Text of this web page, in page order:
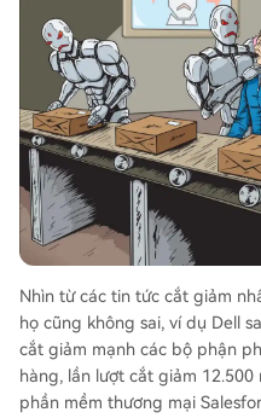
Nhìn từ các tin tức cắt giảm
họ cũng không sai, ví dụ Dell
cắt giảm mạnh các bộ phận
hàng, lần lượt cắt giảm
phần mềm thương mại